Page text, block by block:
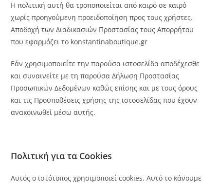
Η πολιτική αυτή θα τροποποιείται από καιρό σε καιρό
χωρίς προηγούμενη προειδοποίηση προς τους χρήστες.
Αποδοχή των Διαδικασιών Προστασίας τους Απορρήτου
που εφαρμόζει το konstantinaboutique.gr
Εάν χρησιμοποιείτε την παρούσα ιστοσελίδα αποδέχεσθε
και συναινείτε με τη παρούσα Δήλωση Προστασίας
Προσωπικών Δεδομένων καθώς επίσης και με τους όρους
και τις Προϋποθέσεις χρήσης της ιστοσελίδας που έχουν
ανακοινωθεί μέσω αυτής.
Πολιτική για τα Cookies
Αυτός ο ιστότοπος χρησιμοποιεί cookies. Αυτό το κάνουμε